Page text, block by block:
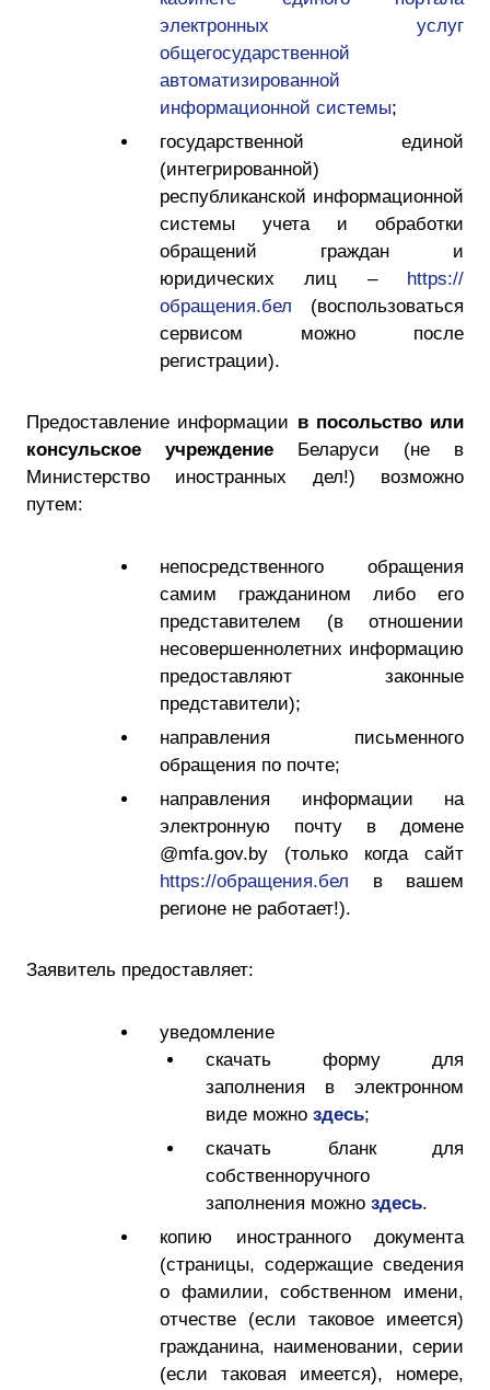
электронных услуг
общегосударственной
автоматизированной
информационной системы;
государственной единой
(интегрированной)
республиканской информационной
системы учета и обработки
обращений граждан и
юридических лиц – https://
обращения.бел (воспользоваться
сервисом можно после
регистрации).
Предоставление информации в посольство или
консульское учреждение Беларуси (не в
Министерство иностранных дел!) возможно
путем:
непосредственного обращения
самим гражданином либо его
представителем (в отношении
несовершеннолетних информацию
предоставляют законные
представители);
направления письменного
обращения по почте;
направления информации на
электронную почту в домене
@mfa.gov.by (только когда сайт
https://обращения.бел в вашем
регионе не работает!).
Заявитель предоставляет:
уведомление
скачать форму для
заполнения в электронном
виде можно здесь;
скачать бланк для
собственноручного
заполнения можно здесь.
копию иностранного документа
(страницы, содержащие сведения
о фамилии, собственном имени,
отчестве (если таковое имеется)
гражданина, наименовании, серии
(если таковая имеется), номере,